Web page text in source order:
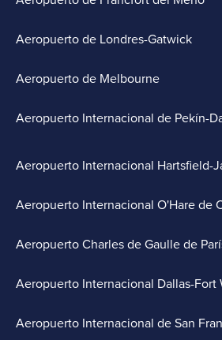
Aeropuerto de Londres-Gatwick
Aeropuerto de Melbourne
Aeropuerto Internacional de Pekín-
Aeropuerto Internacional Hartsfield-
Aeropuerto Internacional O'Hare de
Aeropuerto Charles de Gaulle de
Aeropuerto Internacional Dallas-Fort
Aeropuerto Internacional de San